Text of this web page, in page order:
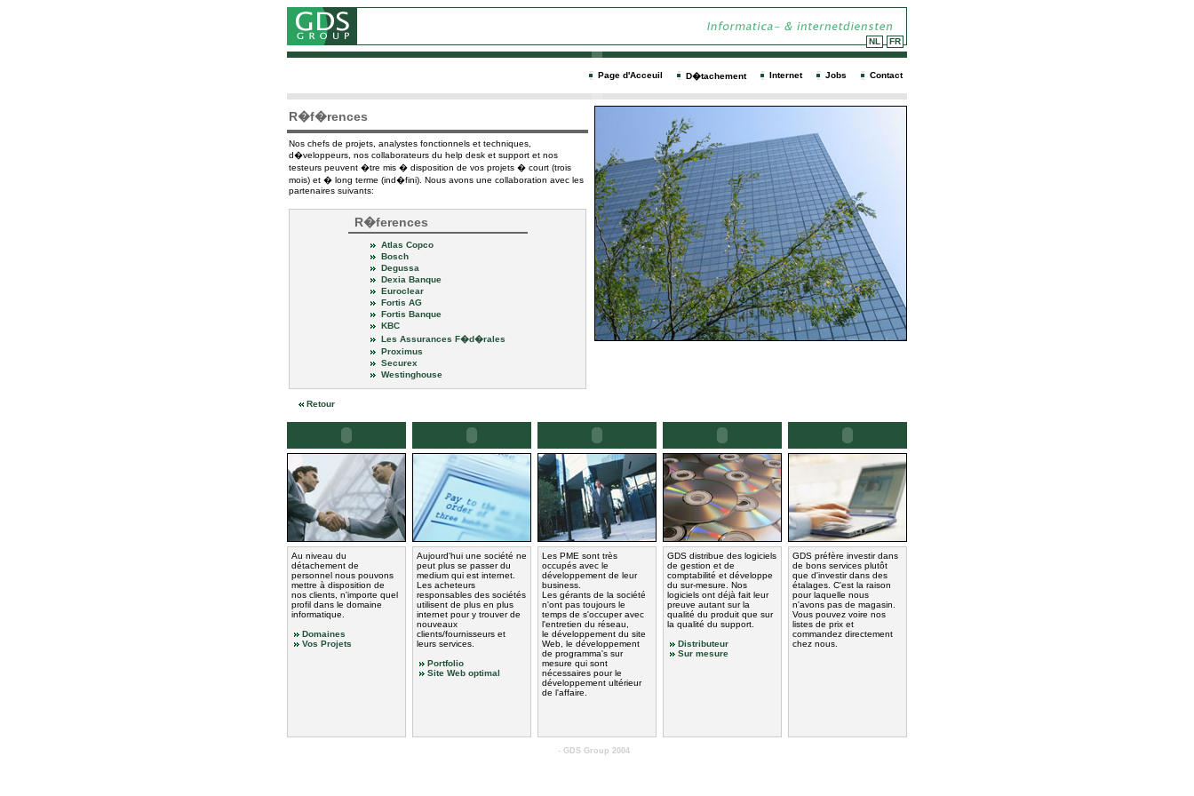
NL FR
Page d'Acceuil D�tachement Internet Jobs Contact
R�f�rences
Nos chefs de projets, analystes fonctionnels et techniques,
d�veloppeurs, nos collaborateurs du help desk et support et nos
testeurs peuvent �tre mis � disposition de vos projets � court (trois
mois) et � long terme (ind�fini). Nous avons une collaboration avec les
partenaires suivants:
R�ferences
Atlas Copco
Bosch
Degussa
Dexia Banque
Euroclear
Fortis AG
Fortis Banque
KBC
Les Assurances F�d�rales
Proximus
Securex
Westinghouse
Retour
Au niveau du
détachement de
personnel nous pouvons
mettre à disposition de
nos clients, n'importe quel
profil dans le domaine
informatique.
Domaines
Vos Projets
Aujourd'hui une société ne
peut plus se passer du
medium qui est internet.
Les acheteurs
responsables des sociétés
utilisent de plus en plus
internet pour y trouver de
nouveaux
clients/fournisseurs et
leurs services.
Portfolio
Site Web optimal
Les PME sont très
occupés avec le
développement de leur
business.
Les gérants de la société
n'ont pas toujours le
temps de s'occuper avec
l'entretien du réseau,
le développement du site
Web, le développement
de programma's sur
mesure qui sont
nécessaires pour le
développement ultérieur
de l'affaire.
GDS distribue des logiciels
de gestion et de
comptabilité et développe
du sur-mesure. Nos
logiciels ont déjà fait leur
preuve autant sur la
qualité du produit que sur
la qualité du support.
Distributeur
Sur mesure
GDS préfère investir dans
de bons services plutôt
que d'investir dans des
étalages. C'est la raison
pour laquelle nous
n'avons pas de magasin.
Vous pouvez voire nos
listes de prix et
commandez directement
chez nous.
- GDS Group 2004